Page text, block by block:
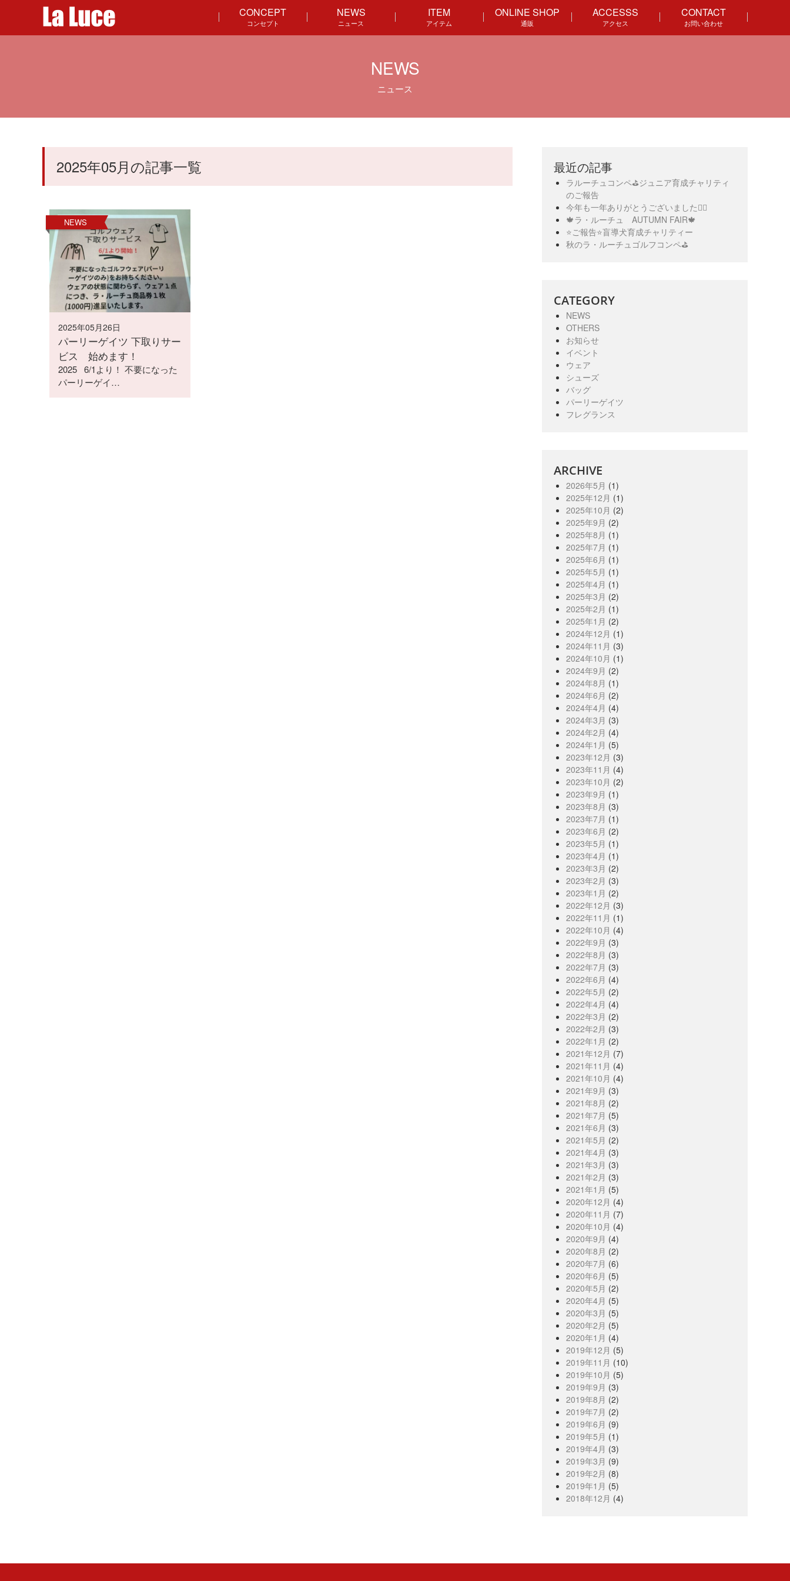
CONCEPT
コンセプト
NEWS
ニュース
ITEM
アイテム
ONLINE SHOP
通販
ACCESSS
アクセス
CONTACT
お問い合わせ
NEWS
ニュース
2025年05月の記事一覧
NEWS
2025年05月26日
パーリーゲイツ 下取りサー
ビス 始めます！
2025 6/1より！ 不要になった
パーリーゲイ…
最近の記事
ラルーチュコンペ⛳️ジュニア育成チャリティ
のご報告
今年も一年ありがとうございました🙇‍♀️
🍁ラ・ルーチュ AUTUMN FAIR🍁
⭐️ご報告⭐️盲導犬育成チャリティー
秋のラ・ルーチュゴルフコンペ⛳️
CATEGORY
NEWS
OTHERS
お知らせ
イベント
ウェア
シューズ
バッグ
パーリーゲイツ
フレグランス
ARCHIVE
2026年5月 (1)
2025年12月 (1)
2025年10月 (2)
2025年9月 (2)
2025年8月 (1)
2025年7月 (1)
2025年6月 (1)
2025年5月 (1)
2025年4月 (1)
2025年3月 (2)
2025年2月 (1)
2025年1月 (2)
2024年12月 (1)
2024年11月 (3)
2024年10月 (1)
2024年9月 (2)
2024年8月 (1)
2024年6月 (2)
2024年4月 (4)
2024年3月 (3)
2024年2月 (4)
2024年1月 (5)
2023年12月 (3)
2023年11月 (4)
2023年10月 (2)
2023年9月 (1)
2023年8月 (3)
2023年7月 (1)
2023年6月 (2)
2023年5月 (1)
2023年4月 (1)
2023年3月 (2)
2023年2月 (3)
2023年1月 (2)
2022年12月 (3)
2022年11月 (1)
2022年10月 (4)
2022年9月 (3)
2022年8月 (3)
2022年7月 (3)
2022年6月 (4)
2022年5月 (2)
2022年4月 (4)
2022年3月 (2)
2022年2月 (3)
2022年1月 (2)
2021年12月 (7)
2021年11月 (4)
2021年10月 (4)
2021年9月 (3)
2021年8月 (2)
2021年7月 (5)
2021年6月 (3)
2021年5月 (2)
2021年4月 (3)
2021年3月 (3)
2021年2月 (3)
2021年1月 (5)
2020年12月 (4)
2020年11月 (7)
2020年10月 (4)
2020年9月 (4)
2020年8月 (2)
2020年7月 (6)
2020年6月 (5)
2020年5月 (2)
2020年4月 (5)
2020年3月 (5)
2020年2月 (5)
2020年1月 (4)
2019年12月 (5)
2019年11月 (10)
2019年10月 (5)
2019年9月 (3)
2019年8月 (2)
2019年7月 (2)
2019年6月 (9)
2019年5月 (1)
2019年4月 (3)
2019年3月 (9)
2019年2月 (8)
2019年1月 (5)
2018年12月 (4)